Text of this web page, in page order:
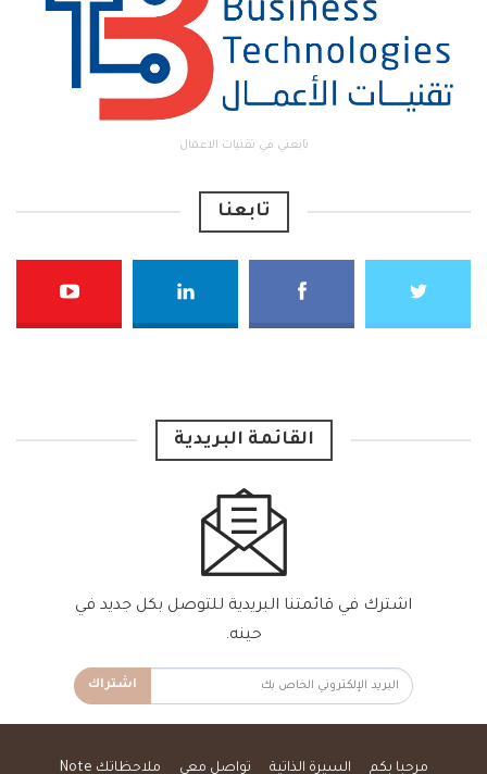
تابعني في تقنيات الاعمال
تابعنا
القائمة البريدية
اشترك في قائمتنا البريدية للتوصل بكل جديد في
حينه.
اشتراك
مرحبا بكم السيرة الذاتية تواصل معي ملاحظاتك Note